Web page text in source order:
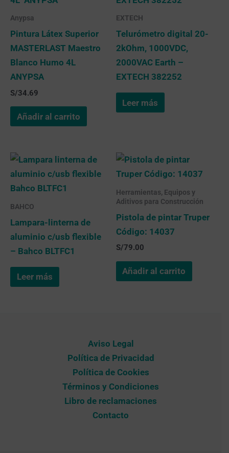
Anypsa
Pintura Látex Superior
MASTERLAST Maestro
Blanco Humo 4L
ANYPSA
S/34.69
Añadir al carrito
EXTECH
Telurómetro digital 20-
2kOhm, 1000VDC,
2000VAC Earth –
EXTECH 382252
Leer más
BAHCO
Lampara-linterna de
aluminio c/usb flexible
– Bahco BLTFC1
Leer más
Herramientas, Equipos y
Aditivos para Construcción
Pistola de pintar Truper
Código: 14037
S/79.00
Añadir al carrito
Aviso Legal
Política de Privacidad
Política de Cookies
Términos y Condiciones
Libro de reclamaciones
Contacto